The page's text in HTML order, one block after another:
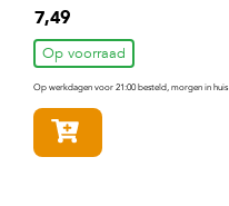
7,49
Op voorraad
Op werkdagen voor 21:00 besteld, morgen in huis